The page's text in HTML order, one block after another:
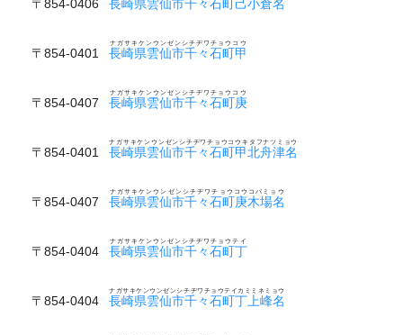
〒854-0406 長崎県雲仙市千々石町己小倉名
〒854-0401 長崎県雲仙市千々石町甲
ナガサキケンウンゼンシチヂワチョウコウ
〒854-0407 長崎県雲仙市千々石町庚
ナガサキケンウンゼンシチヂワチョウコウ
〒854-0401 長崎県雲仙市千々石町甲北舟津名
ナガサキケンウンゼンシチヂワチョウコウキタフナツミョウ
〒854-0407 長崎県雲仙市千々石町庚木場名
ナガサキケンウンゼンシチヂワチョウコウコバミョウ
〒854-0404 長崎県雲仙市千々石町丁
ナガサキケンウンゼンシチヂワチョウテイ
〒854-0404 長崎県雲仙市千々石町丁上峰名
ナガサキケンウンゼンシチヂワチョウテイカミミネミョウ